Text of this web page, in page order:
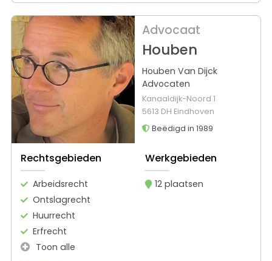
Advocaat
Houben
Houben Van Dijck
Advocaten
Kanaaldijk-Noord 1
5613 DH Eindhoven
Beëdigd in 1989
Rechtsgebieden
Arbeidsrecht
Ontslagrecht
Huurrecht
Erfrecht
Toon alle
Werkgebieden
12 plaatsen